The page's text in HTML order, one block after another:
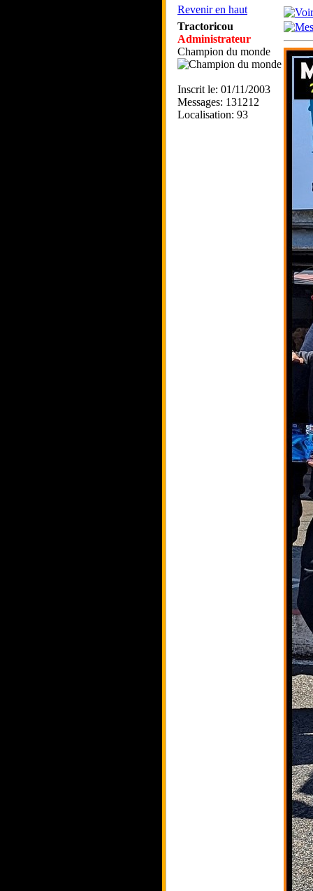
Revenir en haut
Tractoricou
Administrateur
Champion du monde
Inscrit le: 01/11/2003
Messages: 131212
Localisation: 93